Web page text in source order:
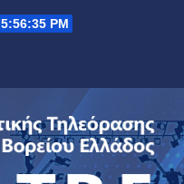
5:56:36 PM